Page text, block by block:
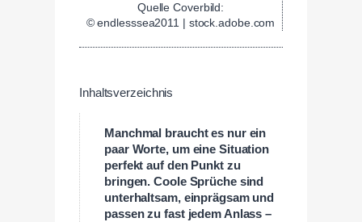
Quelle Coverbild:
© endlesssea2011 | stock.adobe.com
Inhaltsverzeichnis
Manchmal braucht es nur ein
paar Worte, um eine Situation
perfekt auf den Punkt zu
bringen. Coole Sprüche sind
unterhaltsam, einprägsam und
passen zu fast jedem Anlass –